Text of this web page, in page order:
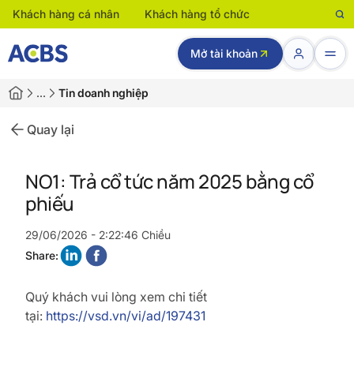
Khách hàng cá nhân Khách hàng tổ chức
Mở tài khoản
… Tin doanh nghiệp
Quay lại
NO1: Trả cổ tức năm 2025 bằng cổ
phiếu
29/06/2026 - 2:22:46 Chiều
Share:
Quý khách vui lòng xem chi tiết
tại: https://vsd.vn/vi/ad/197431